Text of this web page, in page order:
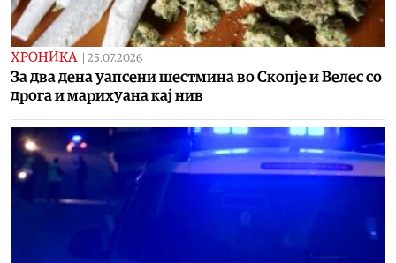
ХРОНИКА 25.07.2026
За два дена уапсени шестмина во Скопје и Велес со
дрога и марихуана кај нив